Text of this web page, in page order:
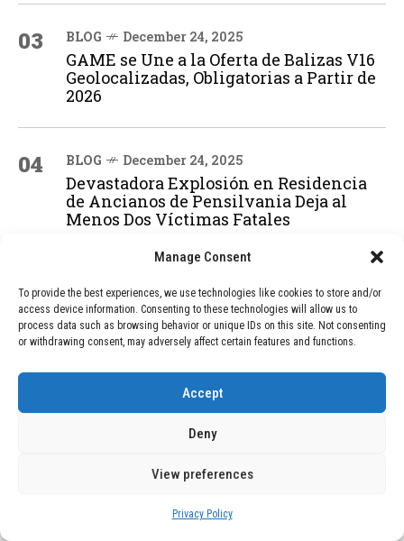
Manage Consent
To provide the best experiences, we use technologies like cookies to store and/or
access device information. Consenting to these technologies will allow us to
process data such as browsing behavior or unique IDs on this site. Not consenting
or withdrawing consent, may adversely affect certain features and functions.
Accept
Deny
View preferences
Privacy Policy
03 BLOG December 24, 2025
GAME se Une a la Oferta de Balizas V16
Geolocalizadas, Obligatorias a Partir de
2026
04 BLOG December 24, 2025
Devastadora Explosión en Residencia
de Ancianos de Pensilvania Deja al
Menos Dos Víctimas Fatales
ADVERTISEMENT